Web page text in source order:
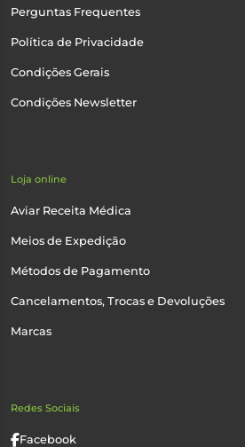
Perguntas Frequentes
Política de Privacidade
Condições Gerais
Condições Newsletter
Loja online
Aviar Receita Médica
Meios de Expedição
Métodos de Pagamento
Cancelamentos, Trocas e Devoluções
Marcas
Redes Sociais
Facebook